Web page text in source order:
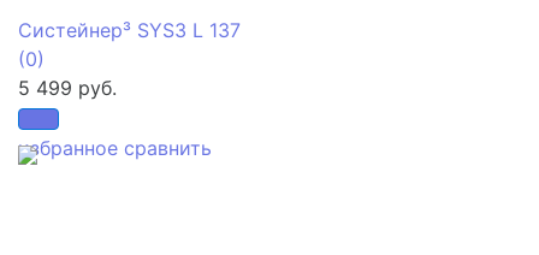
избранное сравнить
Систейнер³ SYS3 L 137
(0)
5 499 руб.